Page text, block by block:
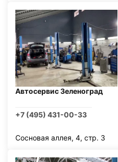
Автосервис Зеленоград
+7 (495) 431-00-33
Сосновая аллея, 4, стр. 3